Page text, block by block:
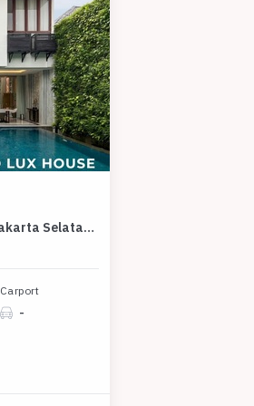
Rumah Elegan di Pondok Indah, Jakarta Selatan, 4 KT, LT 450m²
Carport
-